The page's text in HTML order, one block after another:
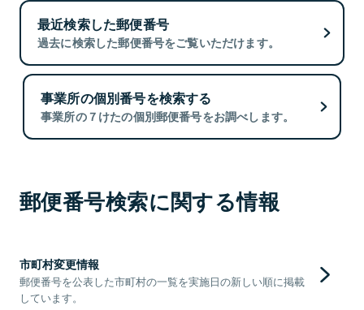
最近検索した郵便番号
過去に検索した郵便番号をご覧いただけます。
事業所の個別番号を検索する
事業所の７けたの個別郵便番号をお調べします。
郵便番号検索に関する情報
市町村変更情報
郵便番号を公表した市町村の一覧を実施日の新しい順に掲載
しています。